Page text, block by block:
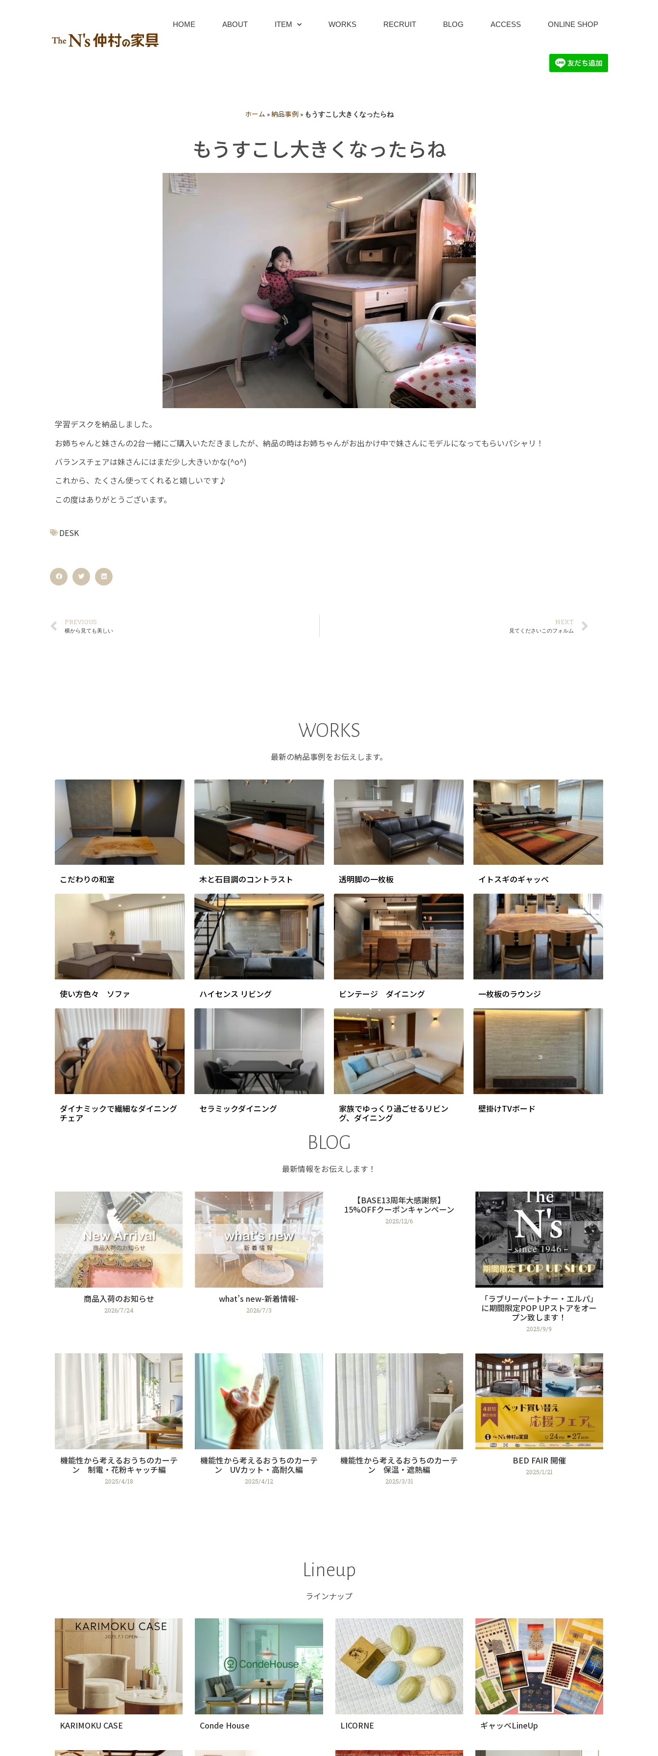
HOME ABOUT ITEM WORKS RECRUIT BLOG ACCESS ONLINE SHOP
ホーム »納品事例 » もうすこし大きくなったらね
もうすこし大きくなったらね
学習デスクを納品しました。
お姉ちゃんと妹さんの2台一緒にご購入いただきましたが、納品の時はお姉ちゃんがお出かけ中で妹さんにモデルになってもらいパシャリ！
バランスチェアは妹さんにはまだ少し大きいかな(^o^)
これから、たくさん使ってくれると嬉しいです♪
この度はありがとうございます。
DESK
PREVIOUS
横から見ても美しい
NEXT
見てくださいこのフォルム
WORKS
最新の納品事例をお伝えします。
こだわりの和室 木と石目調のコントラスト 透明脚の一枚板 イトスギのギャッベ
使い方色々 ソファ ハイセンス リビング ビンテージ ダイニング 一枚板のラウンジ
ダイナミックで繊細なダイニング
チェア
セラミックダイニング 家族でゆっくり過ごせるリビン
グ、ダイニング
壁掛けTVボード
BLOG
最新情報をお伝えします！
商品入荷のお知らせ
2026/7/24
what’s new-新着情報-
2026/7/3
【BASE13周年大感謝祭】
15%OFFクーポンキャンペーン
2025/12/6
「ラブリーパートナー・エルパ」
に期間限定POP UPストアをオー
プン致します！
2025/9/9
機能性から考えるおうちのカーテ
ン 制電・花粉キャッチ編
2025/4/18
機能性から考えるおうちのカーテ
ン UVカット・高耐久編
2025/4/12
機能性から考えるおうちのカーテ
ン 保温・遮熱編
2025/3/31
BED FAIR 開催
2025/1/21
Lineup
ラインナップ
KARIMOKU CASE Conde House LICORNE ギャッベLineUp